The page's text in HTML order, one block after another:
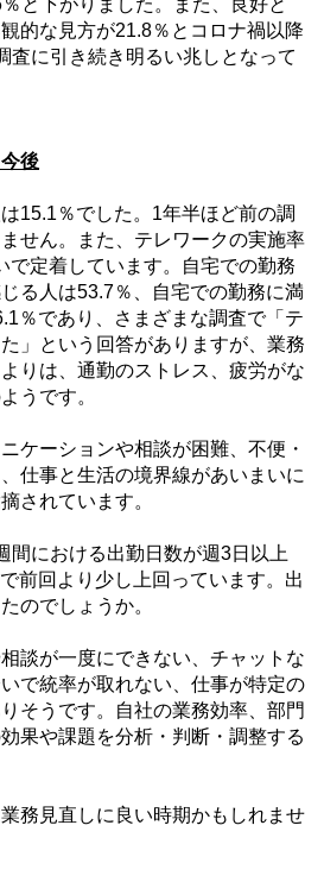
％と下がりました。また、良好と
的な見方が21.8％とコロナ禍以降
査に引き続き明るい兆しとなって
後
15.1 ％でした。 1年半ほど前の調
せん。また、テレワークの実施率
で定着しています。自宅での勤務
る人は53.7％、自宅での勤務に満
％であり、さまざまな調査で「テ
」という回答がありますが、業務
りは、通勤のストレス、疲労がな
うです。
ケーションや相談が困難、不便・
仕事と生活の境界線があいまいに
されています。
間における出勤日数が週3日以上
前回より少し上回っています。出
のでしょうか。
談が一度にできない、チャットな
で統率が取れない、仕事が特定の
そうです。自社の業務効率、部門
果や課題を分析・判断・調整する
務見直しに良い時期かもしれませ